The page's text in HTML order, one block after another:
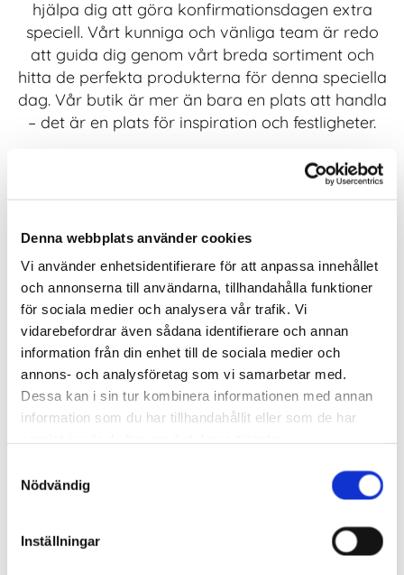
Denna webbplats använder cookies
Vi använder enhetsidentifierare för att anpassa innehållet
och annonserna till användarna, tillhandahålla funktioner
för sociala medier och analysera vår trafik. Vi
vidarebefordrar även sådana identifierare och annan
information från din enhet till de sociala medier och
annons- och analysföretag som vi samarbetar med.
Dessa kan i sin tur kombinera informationen med annan
information som du har tillhandahållit eller som de har
Nödvändig
Inställningar
hjälpa dig att göra konfirmationsdagen extra
speciell. Vårt kunniga och vänliga team är redo
att guida dig genom vårt breda sortiment och
hitta de perfekta produkterna för denna speciella
dag. Vår butik är mer än bara en plats att handla
– det är en plats för inspiration och festligheter.